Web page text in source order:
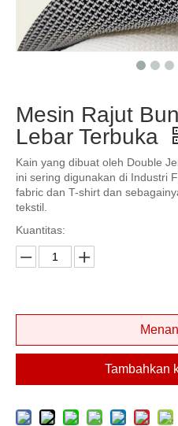
Mesin Rajut
Lebar Terbuka
Kain yang dibuat oleh Double
ini sering digunakan di Industri
fabric dan T-shirt dan
tekstil.
Kuantitas:
Tambahkan